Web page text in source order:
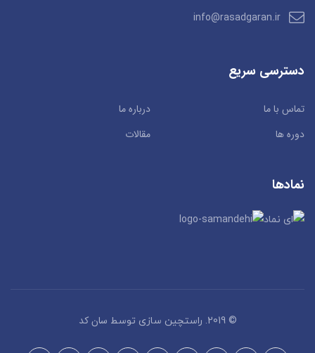
info@rasadgaran.ir
دسترسی سریع
تماس با ما
درباره ما
دوره ها
مقالات
نمادها
© 2019. راستچین سازی توسط سان کد